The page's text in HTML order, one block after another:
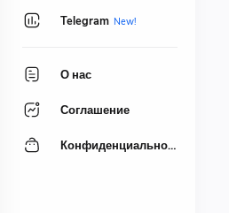
Telegram
О нас
Соглашение
Конфиденциальность